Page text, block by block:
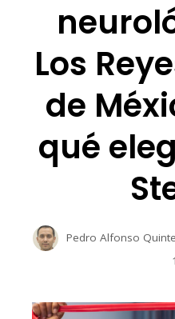
Los
de
qué
Pedro Alfonso